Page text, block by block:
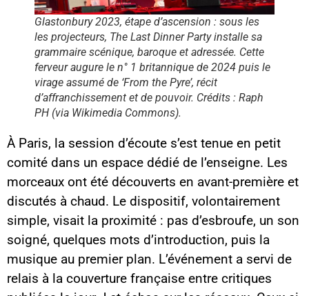
Glastonbury 2023, étape d’ascension : sous les
les projecteurs, The Last Dinner Party installe sa
grammaire scénique, baroque et adressée. Cette
ferveur augure le n° 1 britannique de 2024 puis le
virage assumé de ‘From the Pyre’, récit
d’affranchissement et de pouvoir. Crédits : Raph
PH (via Wikimedia Commons).
À Paris, la session d’écoute s’est tenue en petit
comité dans un espace dédié de l’enseigne. Les
morceaux ont été découverts en avant-première et
discutés à chaud. Le dispositif, volontairement
simple, visait la proximité : pas d’esbroufe, un son
soigné, quelques mots d’introduction, puis la
musique au premier plan. L’événement a servi de
relais à la couverture française entre critiques